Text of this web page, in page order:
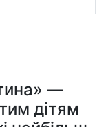
—
дітям